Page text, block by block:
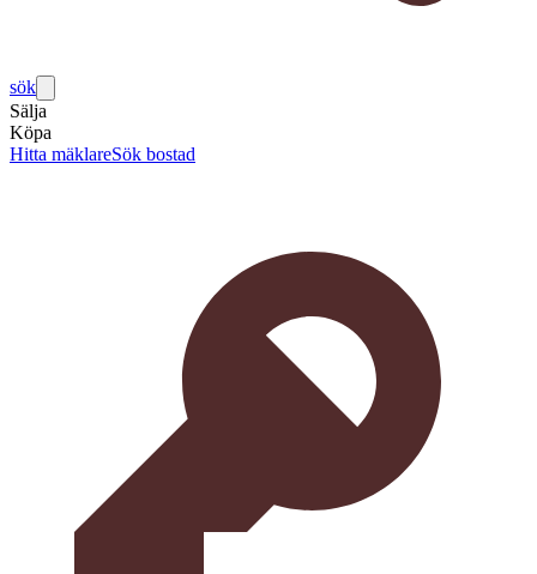
sök
Sälja
Köpa
Hitta mäklareSök bostad